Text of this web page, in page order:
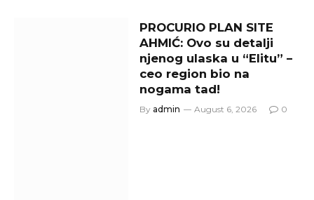
PROCURIO PLAN SITE
AHMIĆ: Ovo su detalji
njenog ulaska u “Elitu” –
ceo region bio na
nogama tad!
By admin August 6, 2026 0